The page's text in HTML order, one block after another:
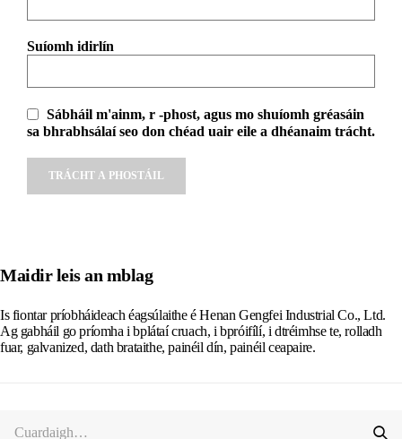
Suíomh idirlín
Sábháil m'ainm, r -phost, agus mo shuíomh gréasáin
sa bhrabhsálaí seo don chéad uair eile a dhéanaim trácht.
Maidir leis an mblag
Is fiontar príobháideach éagsúlaithe é Henan Gengfei Industrial Co., Ltd.
Ag gabháil go príomha i bplátaí cruach, i bpróifílí, i dtréimhse te, rolladh
fuar, galvanized, dath brataithe, painéil dín, painéil ceapaire.